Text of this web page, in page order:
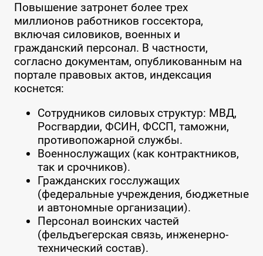
Повышение затронет более трех
миллионов работников госсектора,
включая силовиков, военных и
гражданский персонал. В частности,
согласно документам, опубликованным на
портале правовых актов, индексация
коснется:
Сотрудников силовых структур: МВД,
Росгвардии, ФСИН, ФССП, таможни,
противопожарной службы.
Военнослужащих (как контрактников,
так и срочников).
Гражданских госслужащих
(федеральные учреждения, бюджетные
и автономные организации).
Персонал воинских частей
(фельдъегерская связь, инженерно-
технический состав).